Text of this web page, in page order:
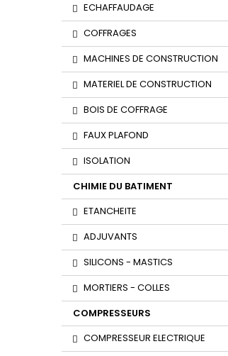
ECHAFFAUDAGE
COFFRAGES
MACHINES DE CONSTRUCTION
MATERIEL DE CONSTRUCTION
BOIS DE COFFRAGE
FAUX PLAFOND
ISOLATION
CHIMIE DU BATIMENT
ETANCHEITE
ADJUVANTS
SILICONS - MASTICS
MORTIERS - COLLES
COMPRESSEURS
COMPRESSEUR ELECTRIQUE